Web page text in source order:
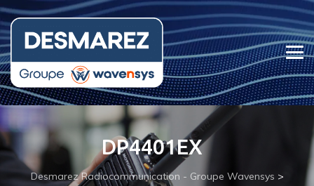
DP4401EX
Desmarez Radiocommunication - Groupe Wavensys >